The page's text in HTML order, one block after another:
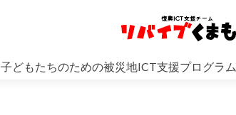
子どもたちのための被災地ICT支援プログラム